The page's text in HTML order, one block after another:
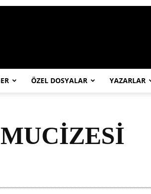
ÖZEL DOSYALAR YAZARLAR